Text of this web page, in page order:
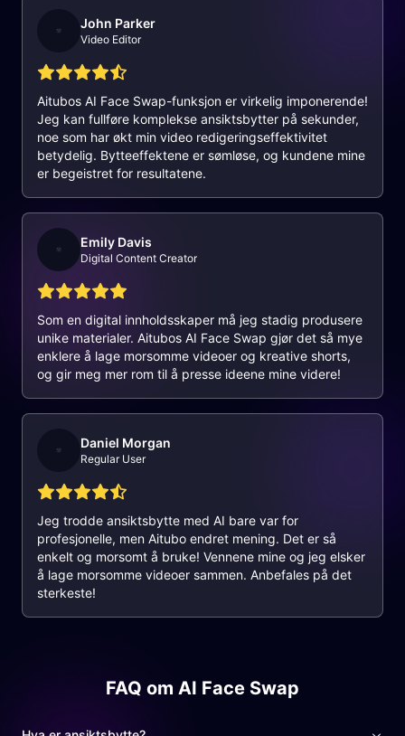
John Parker
Video Editor
Aitubos AI Face Swap-funksjon er virkelig imponerende!
Jeg kan fullføre komplekse ansiktsbytter på sekunder,
noe som har økt min video redigeringseffektivitet
betydelig. Bytteeffektene er sømløse, og kundene mine
er begeistret for resultatene.
Emily Davis
Digital Content Creator
Som en digital innholdsskaper må jeg stadig produsere
unike materialer. Aitubos AI Face Swap gjør det så mye
enklere å lage morsomme videoer og kreative shorts,
og gir meg mer rom til å presse ideene mine videre!
Daniel Morgan
Regular User
Jeg trodde ansiktsbytte med AI bare var for
profesjonelle, men Aitubo endret mening. Det er så
enkelt og morsomt å bruke! Vennene mine og jeg elsker
å lage morsomme videoer sammen. Anbefales på det
sterkeste!
FAQ om AI Face Swap